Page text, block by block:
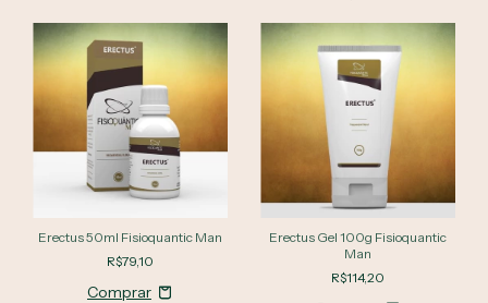
Erectus 50ml Fisioquantic Man
R$79,10
Erectus Gel 100g Fisioquantic
Man
R$114,20